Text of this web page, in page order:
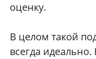
оценку.
В целом такой
всегда